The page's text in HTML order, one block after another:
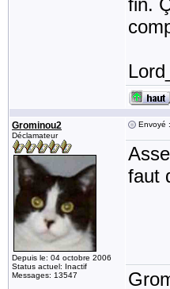
fin.
Grominou2
Déclamateur
Depuis le: 04 octobre 2006
Status actuel: Inactif
Messages: 13547
Envoyé
faut